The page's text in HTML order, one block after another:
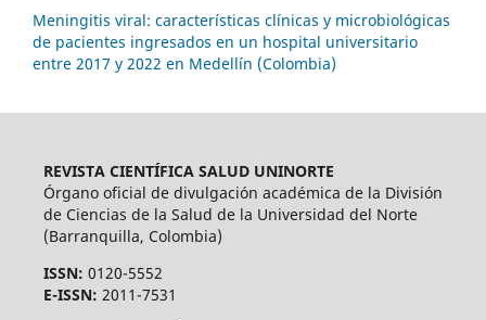
Meningitis viral: características clínicas y microbiológicas
de pacientes ingresados en un hospital universitario
entre 2017 y 2022 en Medellín (Colombia)
REVISTA CIENTÍFICA SALUD UNINORTE
Órgano oficial de divulgación académica de la División
de Ciencias de la Salud de la Universidad del Norte
(Barranquilla, Colombia)
ISSN: 0120-5552
E-ISSN: 2011-7531